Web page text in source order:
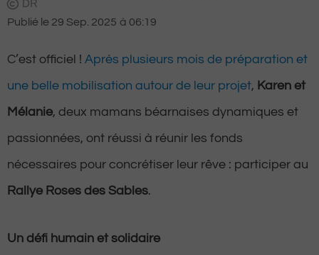
DR
Publié le 29 Sep. 2025 à 06:19
C’est officiel ! Après plusieurs mois de préparation et
une belle mobilisation autour de leur projet, Karen et
Mélanie, deux mamans béarnaises dynamiques et
passionnées, ont réussi à réunir les fonds
nécessaires pour concrétiser leur rêve : participer au
Rallye Roses des Sables.
Un défi humain et solidaire